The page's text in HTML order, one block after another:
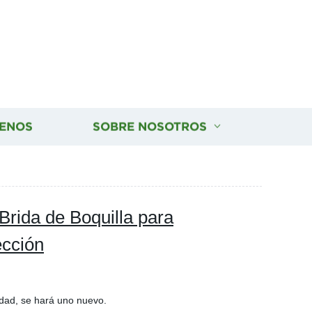
SOBRE NOSOTROS
de Boquilla para
se hará uno nuevo.